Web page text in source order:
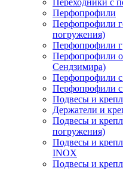
Переходники с
Перфопрофили
Перфопрофили
погружения)
Перфопрофили
Перфопрофили
Сендзимира)
Перфопрофили
Перфопрофили
Подвесы и
Держатели и
Подвесы и
погружения)
Подвесы и
INOX
Подвесы и